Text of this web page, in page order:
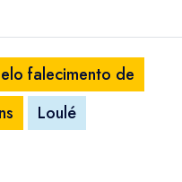
falecimento de
Loulé